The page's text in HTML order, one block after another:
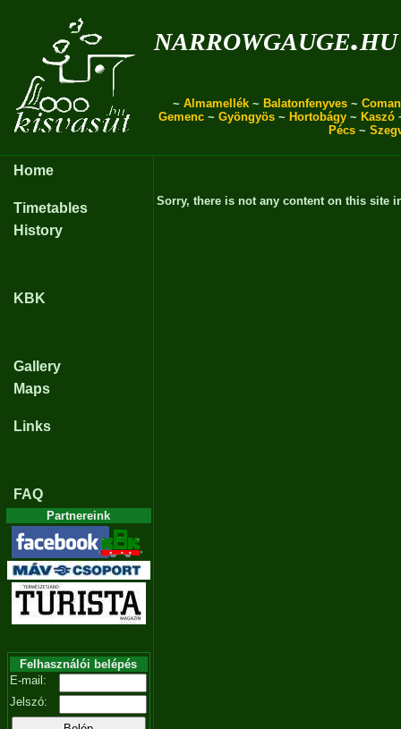
narrowgauge.hu
~ Almamellék ~ Balatonfenyves ~
Gemenc ~ Gyöngyös ~ Hortobágy ~ Kaszó
Pécs ~
Home
Timetables
History
KBK
Gallery
Maps
Links
FAQ
Partnereink
Felhasználói belépés
E-mail:
Jelszó:
Sorry, there is not any content on this site